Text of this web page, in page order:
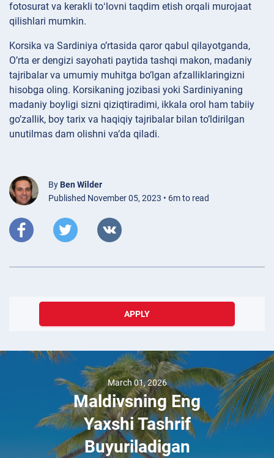
fotosurat va kerakli toʻlovni taqdim etish orqali murojaat
qilishlari mumkin.
Korsika va Sardiniya o’rtasida qaror qabul qilayotganda,
O’rta er dengizi sayohati paytida tashqi makon, madaniy
tajribalar va umumiy muhitga bo’lgan afzalliklaringizni
hisobga oling. Korsikaning jozibasi yoki Sardiniyaning
madaniy boyligi sizni qiziqtiradimi, ikkala orol ham tabiiy
go’zallik, boy tarix va haqiqiy tajribalar bilan to’ldirilgan
unutilmas dam olishni va’da qiladi.
By Ben Wilder
Published November 05, 2023 • 6m to read
APPLY
March 01, 2026
Maldivsning Eng
Yaxshi Tashrif
Buyuriladigan